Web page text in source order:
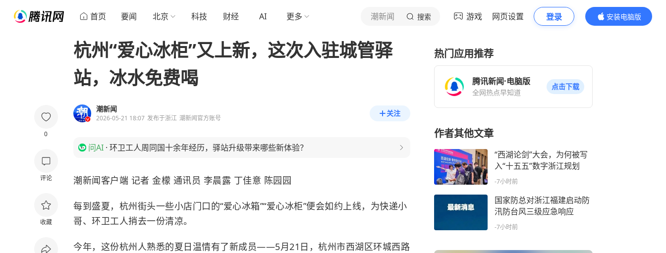
首页 要闻 北京 科技 财经 AI 更多 潮新闻 搜索 游戏 网页设置 登录
安装电脑版
内容更精彩
0
评论
收藏
杭州“爱心冰柜”又上新，这次入驻城管驿
站，冰水免费喝
潮新闻
2026-05-21 18:07 发布于浙江 潮新闻官方账号
关注
问AI · 环卫工人周同国十余年经历，驿站升级带来哪些新体验？
潮新闻客户端 记者 金檬 通讯员 李晨露 丁佳意 陈园园
每到盛夏，杭州街头一些小店门口的“爱心冰箱”“爱心冰柜”便会如约上线，为快递小
哥、环卫工人捎去一份清凉。
今年，这份杭州人熟悉的夏日温情有了新成员——5月21日，杭州市西湖区环城西路
热门应用推荐
腾讯新闻·电脑版
全网热点早知道
点击下载
作者其他文章
“西湖论剑”大会，为何被写
入“十五五”数字浙江规划
-7小时前
国家防总对浙江福建启动防
汛防台风三级应急响应
-7小时前